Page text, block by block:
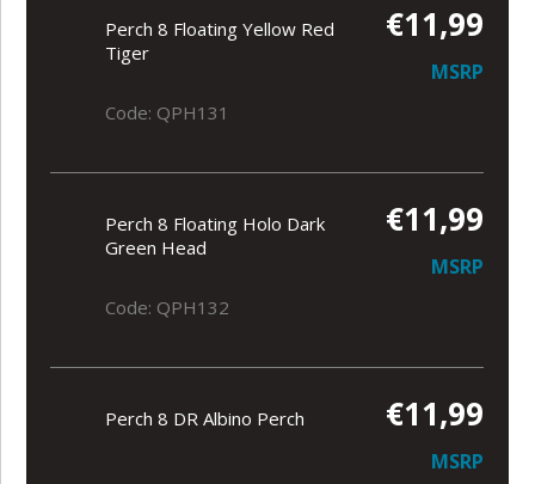
Perch 8 Floating Yellow Red
Tiger
€11,99
MSRP
Code: QPH131
Perch 8 Floating Holo Dark
Green Head
€11,99
MSRP
Code: QPH132
Perch 8 DR Albino Perch €11,99
MSRP